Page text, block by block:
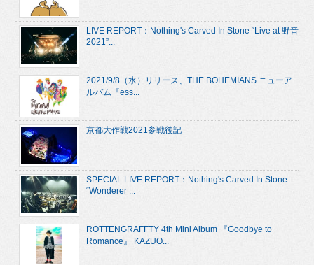
LIVE REPORT：Nothing's Carved In Stone “Live at 野音
2021”...
2021/9/8（水）リリース、THE BOHEMIANS ニューア
ルバム『ess...
京都大作戦2021参戦後記
SPECIAL LIVE REPORT：Nothing's Carved In Stone
“Wonderer ...
ROTTENGRAFFTY 4th Mini Album 『Goodbye to
Romance』 KAZUO...